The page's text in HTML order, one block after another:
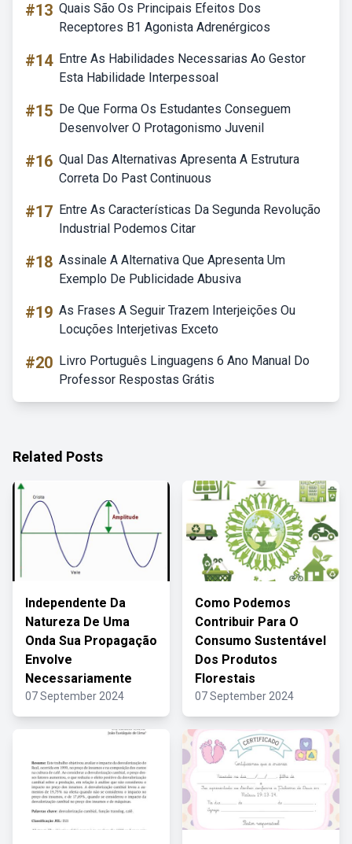
#13 Quais São Os Principais Efeitos Dos
Receptores B1 Agonista Adrenérgicos
#14 Entre As Habilidades Necessarias Ao Gestor
Esta Habilidade Interpessoal
#15 De Que Forma Os Estudantes Conseguem
Desenvolver O Protagonismo Juvenil
#16 Qual Das Alternativas Apresenta A Estrutura
Correta Do Past Continuous
#17 Entre As Características Da Segunda Revolução
Industrial Podemos Citar
#18 Assinale A Alternativa Que Apresenta Um
Exemplo De Publicidade Abusiva
#19 As Frases A Seguir Trazem Interjeições Ou
Locuções Interjetivas Exceto
#20 Livro Português Linguagens 6 Ano Manual Do
Professor Respostas Grátis
Related Posts
Independente Da
Natureza De Uma
Onda Sua Propagação
Envolve
Necessariamente
07 September 2024
Como Podemos
Contribuir Para O
Consumo Sustentável
Dos Produtos
Florestais
07 September 2024